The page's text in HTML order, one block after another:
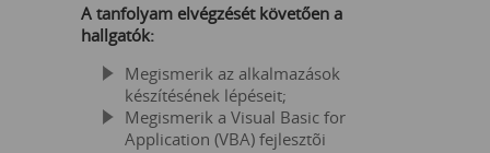
A tanfolyam elvégzését követően a
hallgatók:
Megismerik az alkalmazások
készítésének lépéseit;
Megismerik a Visual Basic for
Application (VBA) fejlesztõi